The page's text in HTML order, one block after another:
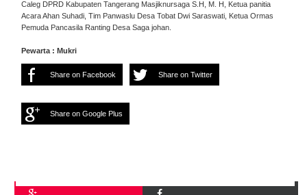
Caleg DPRD Kabupaten Tangerang Masjiknursaga S.H, M. H, Ketua panitia
Acara Ahan Suhadi, Tim Panwaslu Desa Tobat Dwi Saraswati, Ketua Ormas
Pemuda Pancasila Ranting Desa Saga johan.
Pewarta : Mukri
Share on Facebook Share on Twitter
Share on Google Plus